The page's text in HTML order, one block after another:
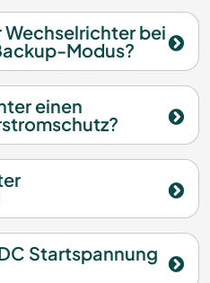
Wechselrichter bei
Modus?
einen
Startspannung